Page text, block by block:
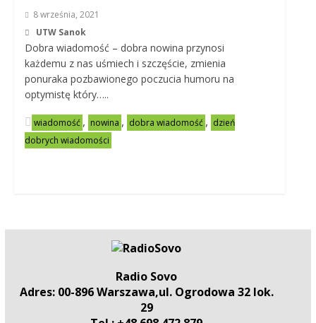
8 września, 2021
UTW Sanok
Dobra wiadomość – dobra nowina przynosi
każdemu z nas uśmiech i szczęście, zmienia
ponuraka pozbawionego poczucia humoru na
optymistę który…..
wiadomość , nowina , dobra wiadomość , dzień
dobrych wiadomości
Radio Sovo
Adres: 00-896 Warszawa,ul. Ogrodowa 32 lok.
29